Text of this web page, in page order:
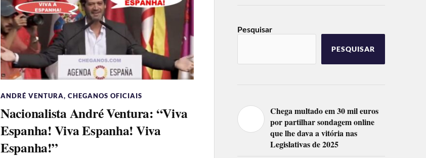
ANDRÉ VENTURA, CHEGANOS OFICIAIS
Nacionalista André Ventura: “Viva
Espanha! Viva Espanha! Viva
Espanha!”
Pesquisar
PESQUISAR
Chega multado em 30 mil euros
por partilhar sondagem online
que lhe dava a vitória nas
Legislativas de 2025